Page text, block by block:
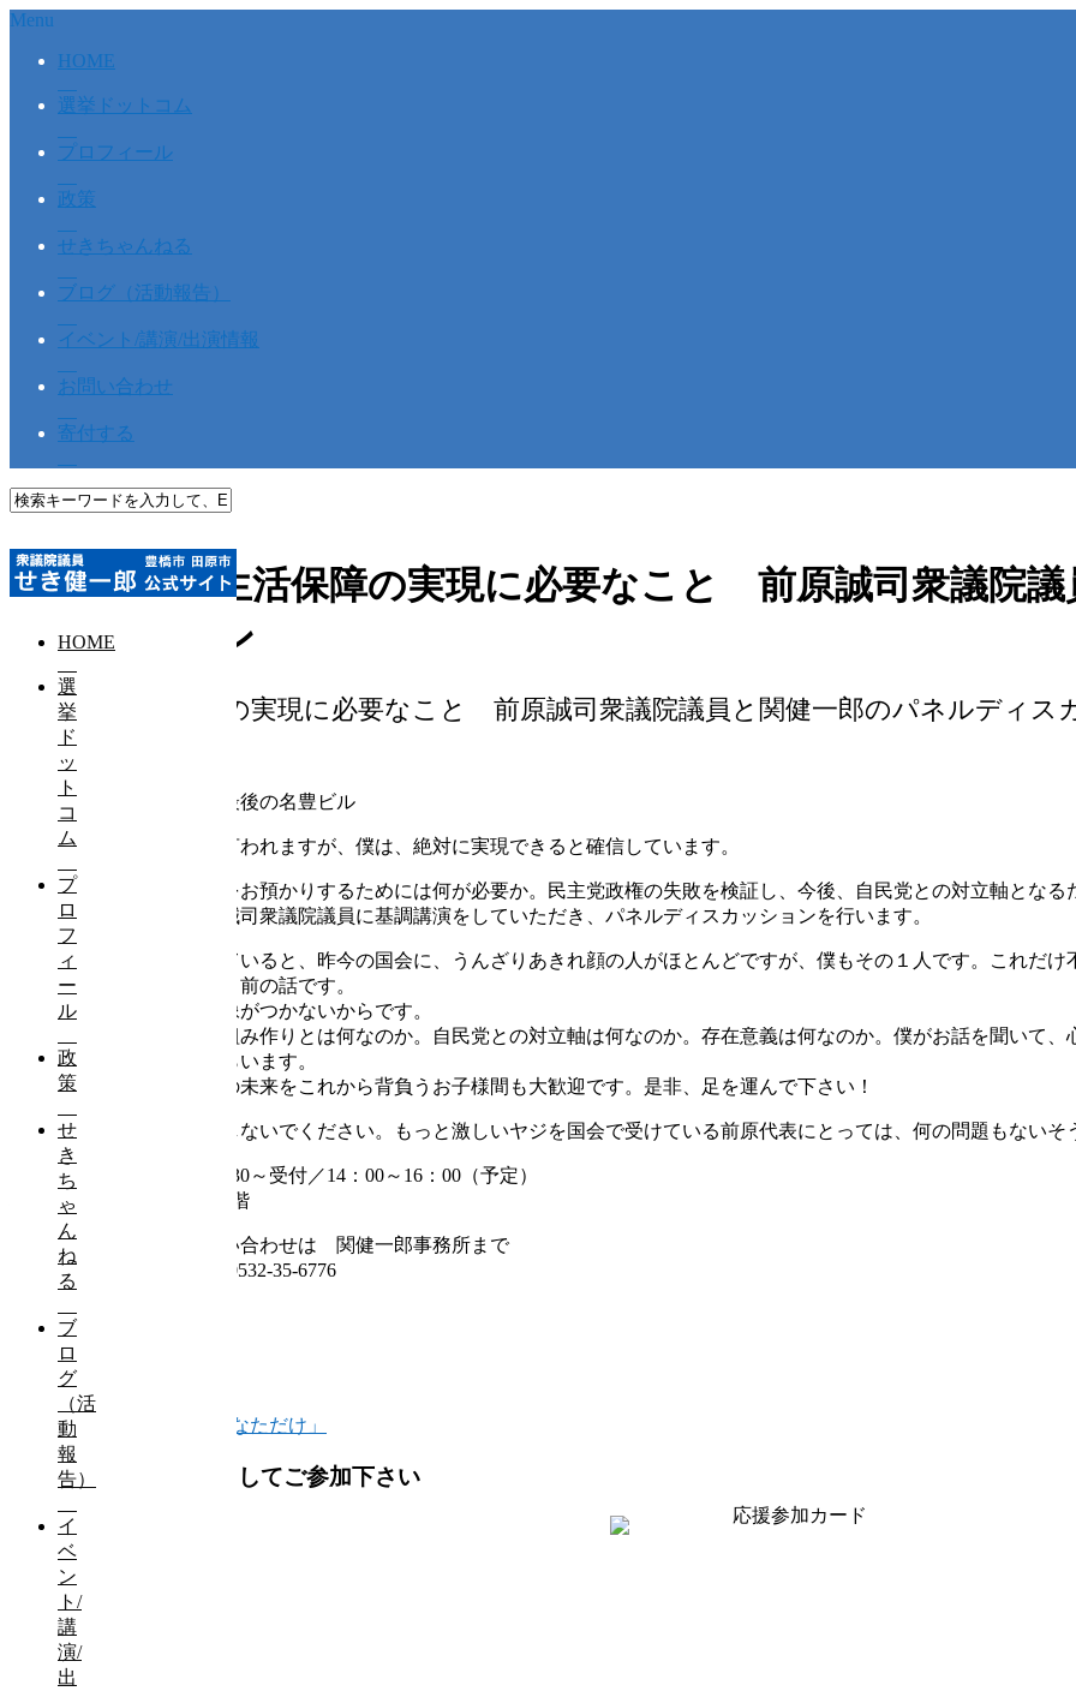
Menu
HOME
選挙ドットコム
プロフィール
政策
せきちゃんねる
ブログ（活動報告）
イベント/講演/出演情報
お問い合わせ
寄付する
HOME
選
挙
ド
ッ
ト
コ
ム
プ
ロ
フ
ィ
ー
ル
政
策
せ
き
ち
ゃ
ん
ね
る
ブ
ロ
グ
（活
動
報
告）
イ
ベ
ン
ト/
講
演/
出
HOME
尊厳ある生活保障の実現に必要なこと 前原誠司衆議院
カッション
尊厳ある生活保障の実現に必要なこと 前原誠司衆議院議員と関健一郎のパネルディス
2017-04-11
！！！入場無料！！！＠最後の名豊ビル
政権交代は、絶対無理と言われますが、僕は、絶対に実現できると確信しています。
民進党がもう一度、政権をお預かりするためには何が必要か。民主党政権の失敗を検証し、今後、自民党との対立軸とな
大臣などを歴任した前原誠司衆議院議員に基調講演をしていただき、パネルディスカッションを行います。
私が地元を一軒一軒回っていると、昨今の国会に、うんざりあきれ顔の人がほとんどですが、僕もその１人です。これだ
多いですがきわめて当たり前の話です。
それは、政権を任せる想像がつかないからです。
次の世代への責任ある仕組み作りとは何なのか。自民党との対立軸は何なのか。存在意義は何なのか。僕がお話を聞いて
お迎えし、お話をしてもらいます。
入場無料です。ニッポンの未来をこれから背負うお子様間も大歓迎です。是非、足を運んで下さい！
赤ちゃんの泣き声も気にしないでください。もっと激しいヤジを国会で受けている前原代表にとっては、何の問題もないそ
日時：4月23日（日）13：30～受付／14：00～16：00（予定）
場所：名豊ビル 新館 8階
※参加お申し込み・お問い合わせは 関健一郎事務所まで
Tel：0532-35-6777／Fax：0532-35-6776
ブログ（活動報告）
「お珠の会」結成
「今だけここだけあなただけ」
「地域サポーター」としてご参加下さい
ご寄付のお願い